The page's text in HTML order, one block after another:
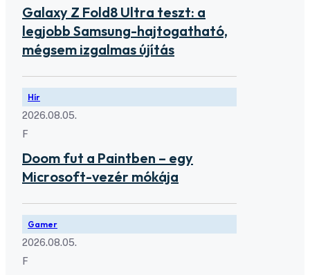
Galaxy Z Fold8 Ultra teszt: a
legjobb Samsung-hajtogatható,
mégsem izgalmas újítás
Hír
2026.08.05.
F
Doom fut a Paintben – egy
Microsoft-vezér mókája
Gamer
2026.08.05.
F